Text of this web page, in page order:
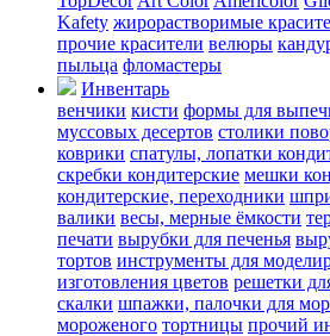
Kafety жирорастворимые
прочие красители велюры
пыльца фломастеры
Инвентарь
венчики кисти формы для
муссовых десертов столики
коврики cпатулы, лопатки
скребки кондитерские мешки
кондитерские, переходники
валики весы, мерные ёмкости
печати вырубки для печенья
тортов инструменты для
изготовления цветов решетки
скалки шпажки, палочки для
мороженого тортницы прочий